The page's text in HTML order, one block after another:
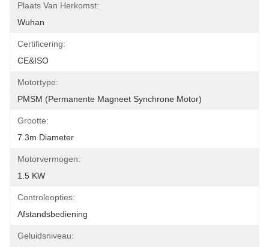
Plaats Van Herkomst:
Wuhan
Certificering:
CE&ISO
Motortype:
PMSM (permanente Magneet Synchrone Motor)
Grootte:
7.3m Diameter
Motorvermogen:
1.5 KW
Controleopties:
Afstandsbediening
Geluidsniveau: